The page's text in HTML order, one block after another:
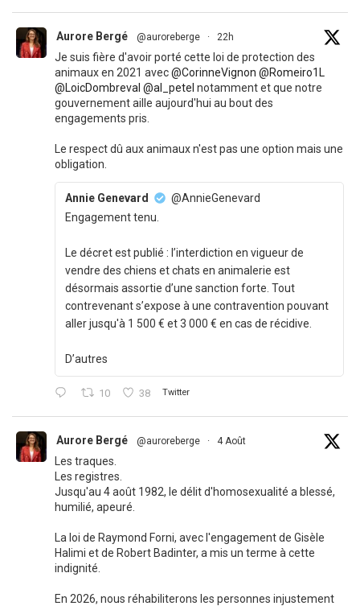
Aurore Bergé @auroreberge · 22h
Je suis fière d'avoir porté cette loi de protection des
animaux en 2021 avec@CorinneVignon @Romeiro1L
@LoicDombreval @al_petel notamment et que notre
gouvernement aille aujourd'hui au bout des
engagements pris.
Le respect dû aux animaux n'est pas une option mais une
obligation.
Annie Genevard
@AnnieGenevard
Engagement tenu.
Le décret est publié : l’interdiction en vigueur de
vendre des chiens et chats en animalerie est
désormais assortie d’une sanction forte. Tout
contrevenant s’expose à une contravention pouvant
aller jusqu'à 1 500 € et 3 000 € en cas de récidive.
D’autres
10 38 Twitter
Aurore Bergé @auroreberge · 4 Août
Les traques.
Les registres.
Jusqu'au 4 août 1982, le délit d'homosexualité a blessé,
humilié, apeuré.
La loi de Raymond Forni, avec l'engagement de Gisèle
Halimi et de Robert Badinter, a mis un terme à cette
indignité.
En 2026, nous réhabiliterons les personnes injustement